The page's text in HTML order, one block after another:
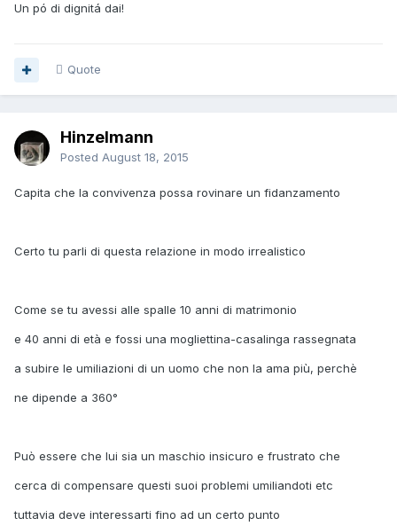
Un pó di dignitá dai!
Quote
Hinzelmann
Posted August 18, 2015
Capita che la convivenza possa rovinare un fidanzamento
Certo tu parli di questa relazione in modo irrealistico
Come se tu avessi alle spalle 10 anni di matrimonio
e 40 anni di età e fossi una mogliettina-casalinga rassegnata
a subire le umiliazioni di un uomo che non la ama più, perchè
ne dipende a 360°
Può essere che lui sia un maschio insicuro e frustrato che
cerca di compensare questi suoi problemi umiliandoti etc
tuttavia deve interessarti fino ad un certo punto